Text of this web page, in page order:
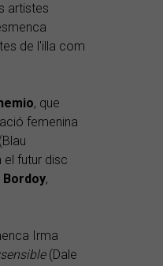
artistes
de l'illa com
, que
femenina
(Blau
el futur disc
Bordoy,
Irma
(Dale